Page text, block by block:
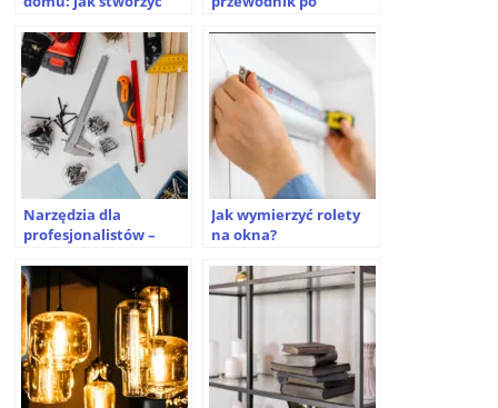
relaksu?
szklanych drzwi
przesuwnych
Narzędzia dla
profesjonalistów –
pominąć?
Jak wymierzyć rolety
na okna?